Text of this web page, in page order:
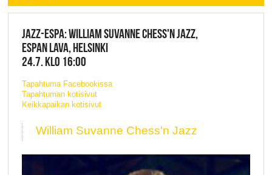
JAZZ-ESPA: WILLIAM SUVANNE CHESS'N JAZZ,
ESPAN LAVA, HELSINKI
24.7. KLO 16:00
Tapahtuma Facebookissa
Tapahtuman kotisivut
Keikkapaikan kotisivut
William Suvanne Chess'n Jazz